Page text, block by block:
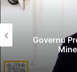
Governu